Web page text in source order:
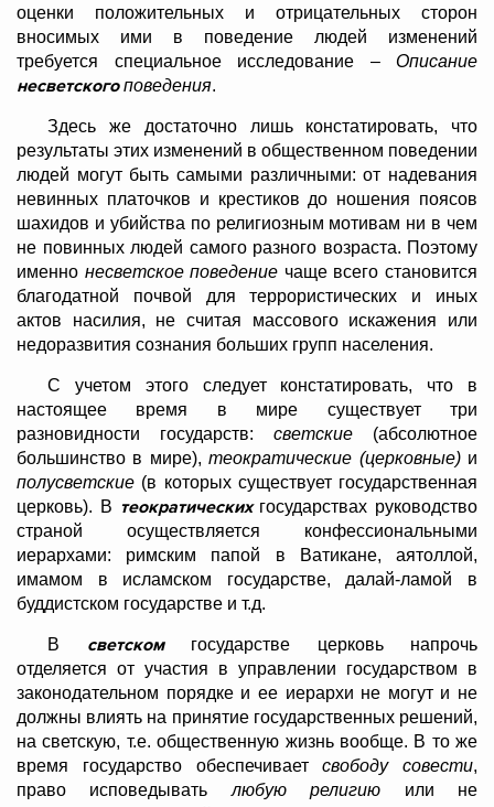
оценки положительных и отрицательных сторон
вносимых ими в поведение людей изменений
требуется специальное исследование – Описание
несветскогоповедения.
Здесь же достаточно лишь констатировать, что
результаты этих изменений в общественном поведении
людей могут быть самыми различными: от надевания
невинных платочков и крестиков до ношения поясов
шахидов и убийства по религиозным мотивам ни в чем
не повинных людей самого разного возраста. Поэтому
именно несветское поведение чаще всего становится
благодатной почвой для террористических и иных
актов насилия, не считая массового искажения или
недоразвития сознания больших групп населения.
С учетом этого следует констатировать, что в
настоящее время в мире существует три
разновидности государств: светские (абсолютное
большинство в мире),теократические (церковные)и
полусветские (в которых существует государственная
церковь). В теократическихгосударствах руководство
страной осуществляется конфессиональными
иерархами: римским папой в Ватикане, аятоллой,
имамом в исламском государстве, далай-ламой в
буддистском государстве и т.д.
В светскомгосударстве церковь напрочь
отделяется от участия в управлении государством в
законодательном порядке и ее иерархи не могут и не
должны влиять на принятие государственных решений,
на светскую, т.е. общественную жизнь вообще. В то же
время государство обеспечиваетсвободу совести,
право исповедывать любую религию или не